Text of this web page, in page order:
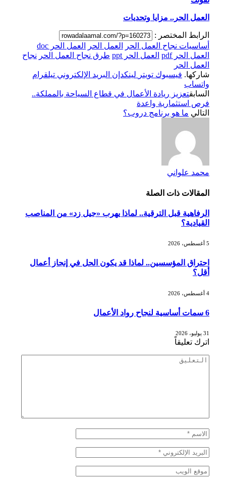
العمل الحر.. مزايا وتحديات
الرابط المختصر :
أساسيات نجاح العمل الحر
العمل الحر
العمل الحر doc
العمل الحر pdf
العمل الحر ppt طرق نجاح العمل الحر نجاح
العمل الحر
شاركها. فيسبوك تويتر لينكدإن البريد الإلكتروني تيلقرام
واتساب
السابقتعزيز ريادة الأعمال في قطاع السياحة بالمملكة..
فرص استثمارية واعدة
التالي ما هو برنامج دروب؟
محمد علواني
المقالات ذات الصلة
الرفاهية قبل الترقية.. لماذا يهرب «جيل زد» من المناصب
القيادية؟
5 أغسطس، 2026
احتراق المؤسسين.. لماذا قد يكون الحل في إنجاز أعمال
أقل؟
4 أغسطس، 2026
6 سمات أساسية لنجاح رواد الأعمال
31 يوليو، 2026
اترك تعليقاً